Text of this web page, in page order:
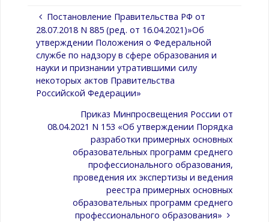
Постановление Правительства РФ от
28.07.2018 N 885 (ред. от 16.04.2021)»Об
утверждении Положения о Федеральной
службе по надзору в сфере образования и
науки и признании утратившими силу
некоторых актов Правительства
Российской Федерации»
Приказ Минпросвещения России от
08.04.2021 N 153 «Об утверждении Порядка
разработки примерных основных
образовательных программ среднего
профессионального образования,
проведения их экспертизы и ведения
реестра примерных основных
образовательных программ среднего
профессионального образования»